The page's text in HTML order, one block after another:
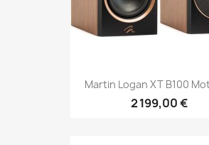
Martin Logan XT B100
2 199,00 €